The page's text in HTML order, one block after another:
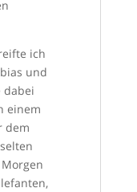
ich
und
dabei
einem
dem